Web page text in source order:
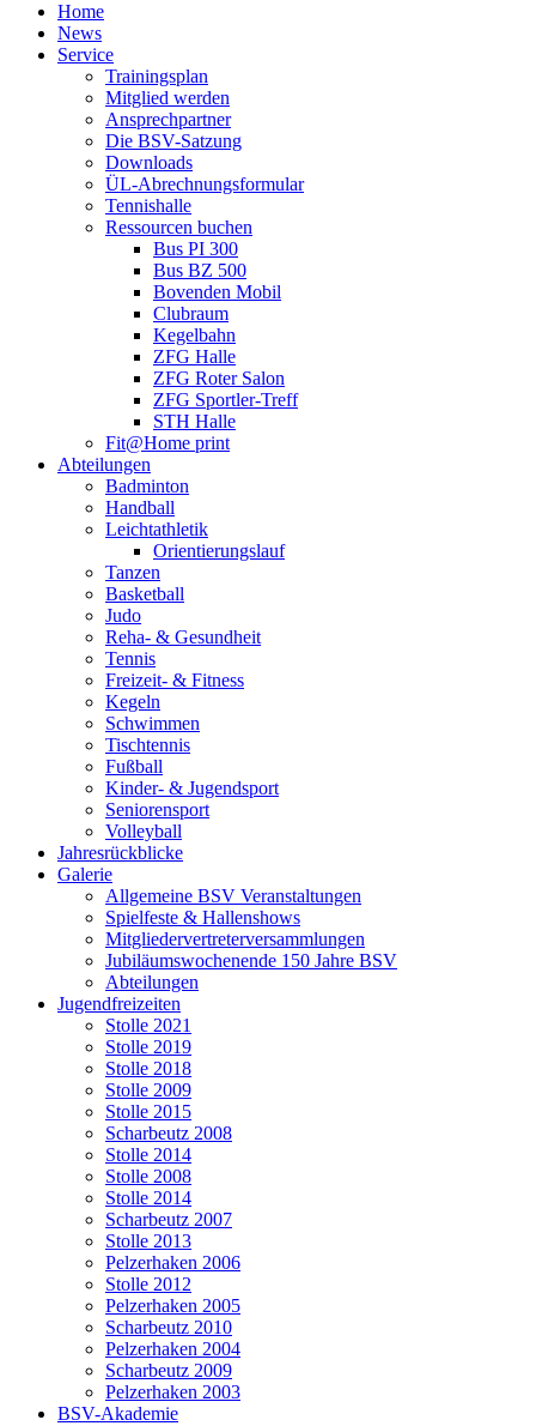
Home
News
Service
Trainingsplan
Mitglied werden
Ansprechpartner
Die BSV-Satzung
Downloads
ÜL-Abrechnungsformular
Tennishalle
Ressourcen buchen
Bus PI 300
Bus BZ 500
Bovenden Mobil
Clubraum
Kegelbahn
ZFG Halle
ZFG Roter Salon
ZFG Sportler-Treff
STH Halle
Fit@Home print
Abteilungen
Badminton
Handball
Leichtathletik
Orientierungslauf
Tanzen
Basketball
Judo
Reha- & Gesundheit
Tennis
Freizeit- & Fitness
Kegeln
Schwimmen
Tischtennis
Fußball
Kinder- & Jugendsport
Seniorensport
Volleyball
Jahresrückblicke
Galerie
Allgemeine BSV Veranstaltungen
Spielfeste & Hallenshows
Mitgliedervertreterversammlungen
Jubiläumswochenende 150 Jahre BSV
Abteilungen
Jugendfreizeiten
Stolle 2021
Stolle 2019
Stolle 2018
Stolle 2009
Stolle 2015
Scharbeutz 2008
Stolle 2014
Stolle 2008
Stolle 2014
Scharbeutz 2007
Stolle 2013
Pelzerhaken 2006
Stolle 2012
Pelzerhaken 2005
Scharbeutz 2010
Pelzerhaken 2004
Scharbeutz 2009
Pelzerhaken 2003
BSV-Akademie